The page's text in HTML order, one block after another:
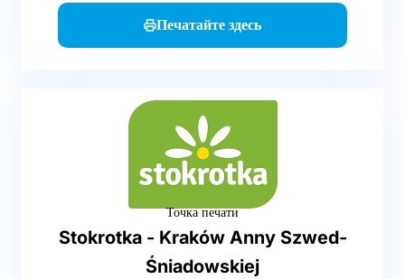
Печатайте здесь
Точка печати
Stokrotka - Kraków Anny Szwed-
Śniadowskiej